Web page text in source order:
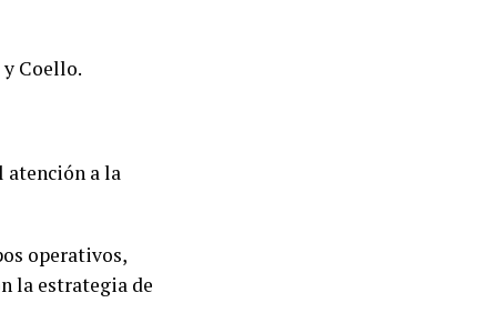
y Coello.
atención a la
operativos,
la estrategia de